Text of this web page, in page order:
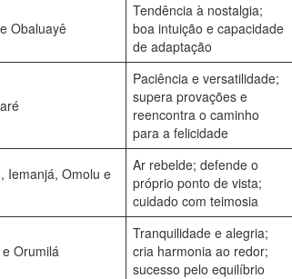
Obaluayê
Tendência à nostalgia;
boa intuição e capacidade
de adaptação
Paciência e versatilidade;
supera provações e
reencontra o caminho
para a felicidade
Iemanjá, Omolu e
Ar rebelde; defende o
próprio ponto de vista;
cuidado com teimosia
Orumilá
Tranquilidade e alegria;
cria harmonia ao redor;
sucesso pelo equilíbrio